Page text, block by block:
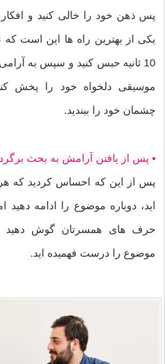
پس ذهن خود را خالی کنید و افکار
یکی از بهترین راه ها این است
10 ثانیه حبس کنید و سپس به
موسیقی دلخواه خود را پخش
چشمان خود را ببندید.
• پس از یافتن آرامش به بحث
پس از این که احساس کردید که
اید، دوباره موضوع را ادامه دهید
حرف های همسرتان گوش دهید
موضوع را درست فهمیده اید.